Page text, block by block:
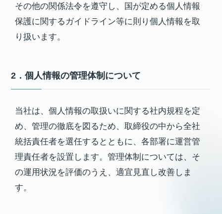
その他の関係法令を遵守し、国が定める個人情報
保護に関するガイドライン等に則り個人情報を取
り扱います。
2．個人情報の管理体制について
当社は、個人情報の取扱いに関する社内規程を定
め、管理の徹底を図るため、取締役の中から全社
統括責任者を選任するとともに、各部署に運営管
理責任者を設置します。管理体制については、そ
の運用状況を評価のうえ、適宜見直し改善しま
す。